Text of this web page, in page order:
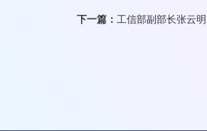
下一篇： 工信部副部长张云